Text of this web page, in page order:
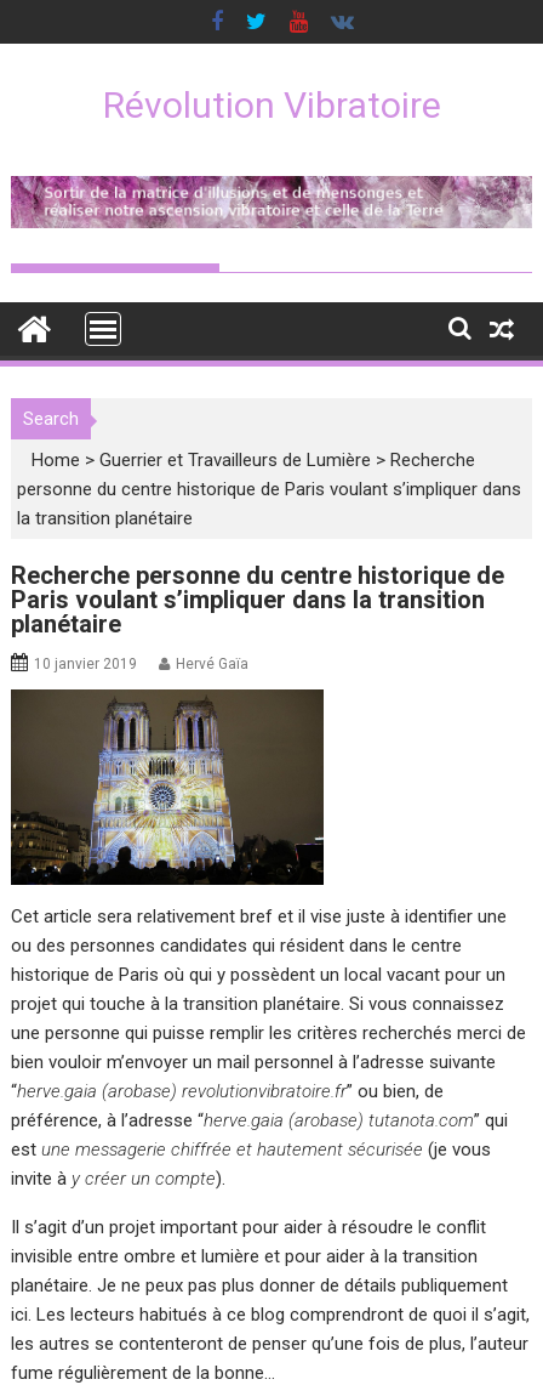
to
Révolution Vibratoire
Search
Home >Guerrier et Travailleurs de Lumière >Recherche
personne du centre historique de Paris voulant s’impliquer dans
la transition planétaire
Recherche personne du centre historique de
Paris voulant s’impliquer dans la transition
planétaire
10 janvier 2019 Hervé Gaïa
Cet article sera relativement bref et il vise juste à identifier une
ou des personnes candidates qui résident dans le centre
historique de Paris où qui y possèdent un local vacant pour un
projet qui touche à la transition planétaire. Si vous connaissez
une personne qui puisse remplir les critères recherchés merci de
bien vouloir m’envoyer un mail personnel à l’adresse suivante
“herve.gaia (arobase) revolutionvibratoire.fr” ou bien, de
préférence, à l’adresse “herve.gaia (arobase) tutanota.com” qui
estune messagerie chiffrée et hautement sécurisée (je vous
invite à y créer un compte).
Il s’agit d’un projet important pour aider à résoudre le conflit
invisible entre ombre et lumière et pour aider à la transition
planétaire. Je ne peux pas plus donner de détails publiquement
ici. Les lecteurs habitués à ce blog comprendront de quoi il s’agit,
les autres se contenteront de penser qu’une fois de plus, l’auteur
fume régulièrement de la bonne…